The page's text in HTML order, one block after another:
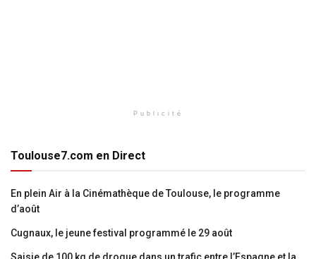
Publicité
Toulouse7.com en Direct
En plein Air à la Cinémathèque de Toulouse, le programme
d’août
Cugnaux, le jeune festival programmé le 29 août